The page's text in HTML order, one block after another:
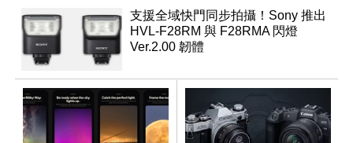
支援全域快門同步拍攝！Sony 推出
HVL-F28RM 與 F28RMA 閃燈
Ver.2.00 韌體